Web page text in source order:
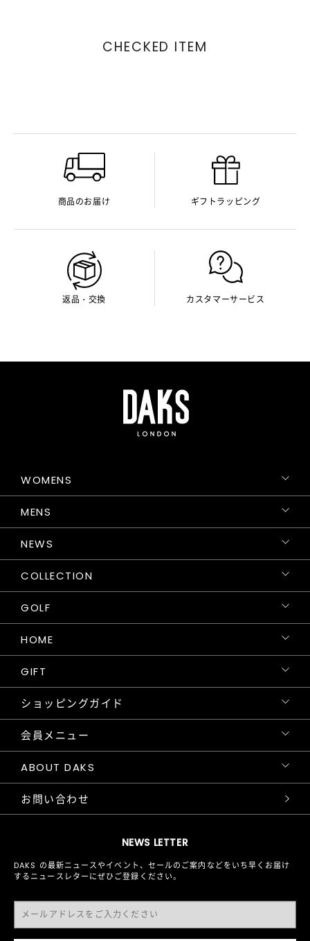
CHECKED ITEM
商品のお届け ギフトラッピング
返品・交換 カスタマーサービス
NEWS LETTER
DAKS の最新ニュースやイベント、セールのご案内などをいち早くお届け
するニュースレターにぜひご登録ください。
WOMENS
MENS
NEWS
COLLECTION
GOLF
HOME
GIFT
ショッピングガイド
会員メニュー
ABOUT DAKS
お問い合わせ